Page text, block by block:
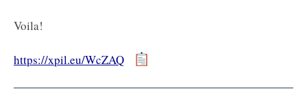
Voila!
https://xpil.eu/WcZAQ